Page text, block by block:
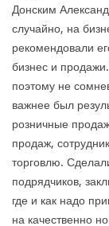
Донским
случайно, на
рекомендовали
бизнес и
поэтому не
важнее был
розничные
продаж,
торговлю.
подрядчиков,
где и как надо
на качественно